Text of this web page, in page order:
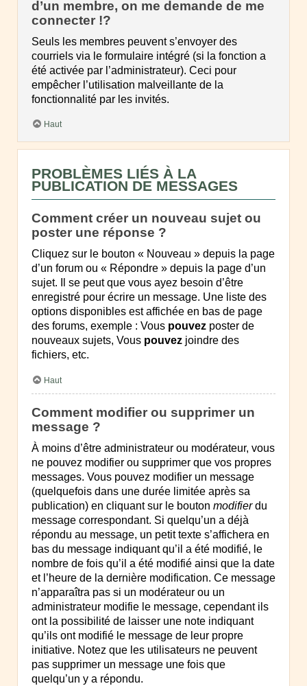
d’un membre, on me demande de me
connecter !?
Seuls les membres peuvent s’envoyer des
courriels via le formulaire intégré (si la fonction a
été activée par l’administrateur). Ceci pour
empêcher l’utilisation malveillante de la
fonctionnalité par les invités.
Haut
PROBLÈMES LIÉS À LA
PUBLICATION DE MESSAGES
Comment créer un nouveau sujet ou
poster une réponse ?
Cliquez sur le bouton « Nouveau » depuis la page
d’un forum ou « Répondre » depuis la page d’un
sujet. Il se peut que vous ayez besoin d’être
enregistré pour écrire un message. Une liste des
options disponibles est affichée en bas de page
des forums, exemple : Vous pouvez poster de
nouveaux sujets, Vous pouvez joindre des
fichiers, etc.
Haut
Comment modifier ou supprimer un
message ?
À moins d’être administrateur ou modérateur, vous
ne pouvez modifier ou supprimer que vos propres
messages. Vous pouvez modifier un message
(quelquefois dans une durée limitée après sa
publication) en cliquant sur le bouton modifierdu
message correspondant. Si quelqu’un a déjà
répondu au message, un petit texte s’affichera en
bas du message indiquant qu’il a été modifié, le
nombre de fois qu’il a été modifié ainsi que la date
et l’heure de la dernière modification. Ce message
n’apparaîtra pas si un modérateur ou un
administrateur modifie le message, cependant ils
ont la possibilité de laisser une note indiquant
qu’ils ont modifié le message de leur propre
initiative. Notez que les utilisateurs ne peuvent
pas supprimer un message une fois que
quelqu’un y a répondu.